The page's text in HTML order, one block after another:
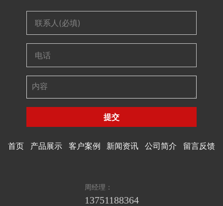
提交
首页 产品展示 客户案例 新闻资讯 公司简介 留言反馈
周经理：
13751188364